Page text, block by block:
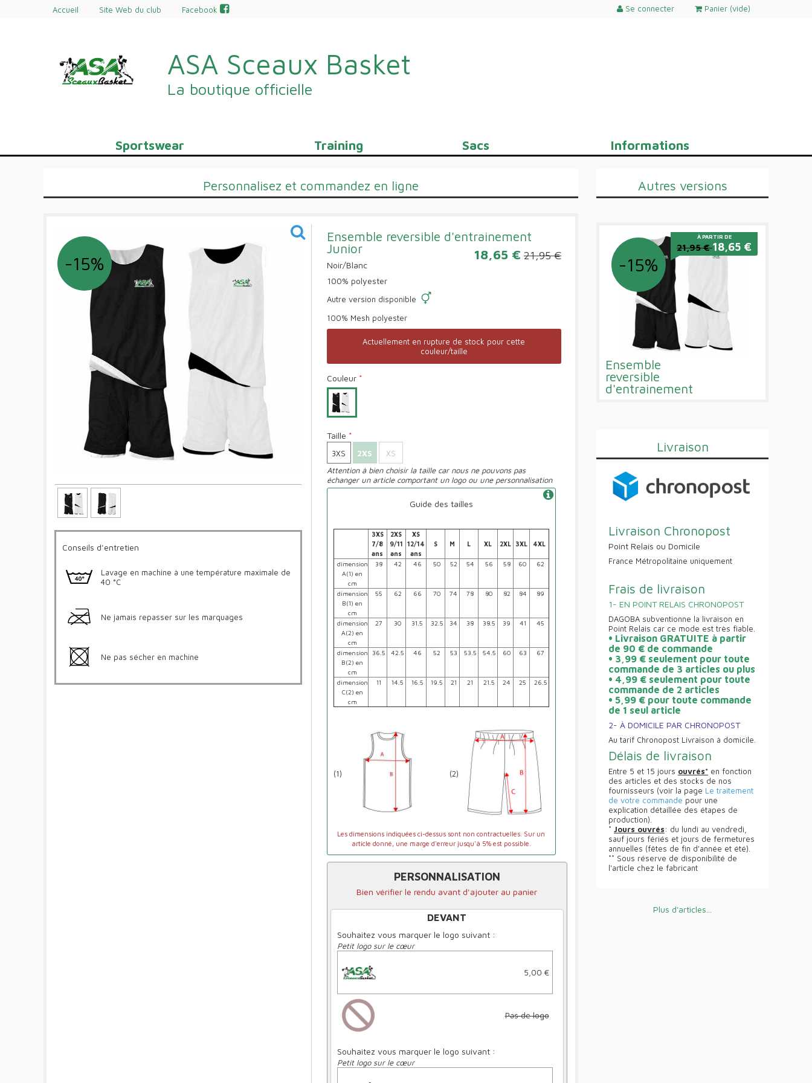
Accueil Site Web du club Facebook Se connecter Panier (vide)
ASA Sceaux Basket
La boutique officielle
Sportswear Training Sacs Informations
Personnalisez et commandez en ligne
-15%
Conseils d’entretien
Lavage en machine à une température maximale de
40 °C
Ne jamais repasser sur les marquages
Ne pas sécher en machine
Ensemble reversible d'entrainement
Junior
18,65 € 21,95 €
Noir/Blanc
100% polyester
Autre version disponible
100% Mesh polyester
Actuellement en rupture de stock pour cette
couleur/taille
Couleur*
Taille *
3XS 2XS
XS
Attention à bien choisir la taille car nous ne pouvons pas
échanger un article comportant un logo ou une personnalisation
Guide des tailles
3XS
7/8
ans
2XS
9/11
ans
XS
12/14
ans
S M L XL 2XL 3XL 4XL
dimension
A(1) en
cm
38 42 46 50 52 54 56 58 60 62
dimension
B(1) en
cm
55 62 66 70 74 78 80 82 84 89
dimension
A(2) en
cm
27 30 31.5 32.5 34 38 38.5 39 41 45
dimension
B(2) en
cm
36.5 42.5 46 52 53 53.5 54.5 60 63 67
dimension
C(2) en
cm
11 14.5 16.5 19.5 21 21 21.5 24 25 26.5
(1) (2)
Les dimensions indiquées ci-dessus sont non contractuelles. Sur un
article donné, une marge d'erreur jusqu'à 5% est possible.
PERSONNALISATION
Bien vérifier le rendu avant d'ajouter au panier
DEVANT
Souhaitez vous marquer le logo suivant :
Petit logo sur le cœur
5,00 €
Pas de logo
Souhaitez vous marquer le logo suivant :
Petit logo sur le cœur
Autres versions
À PARTIR DE
21,95 €18,65 €
Ensemble
reversible
d'entrainement
-15%
Livraison
Livraison Chronopost
Point Relais ou Domicile
France Métropolitaine uniquement
Frais de livraison
1- EN POINT RELAIS CHRONOPOST
DAGOBA subventionne la livraison en
Point Relais car ce mode est très fiable.
• Livraison GRATUITE à partir
de 90 € de commande
• 3,99 € seulement pour toute
commande de 3 articles ou plus
• 4,99 € seulement pour toute
commande de 2 articles
• 5,99 € pour toute commande
de 1 seul article
2- À DOMICILE PAR CHRONOPOST
Au tarif Chronopost Livraison à domicile.
Délais de livraison
Entre 5 et 15 jours ouvrés* en fonction
des articles et des stocks de nos
fournisseurs (voir la page Le traitement
de votre commande pour une
explication détaillée des étapes de
production).
* Jours ouvrés: du lundi au vendredi,
sauf jours fériés et jours de fermetures
annuelles (fêtes de fin d'année et été).
** Sous réserve de disponibilité de
l'article chez le fabricant
Plus d'articles...